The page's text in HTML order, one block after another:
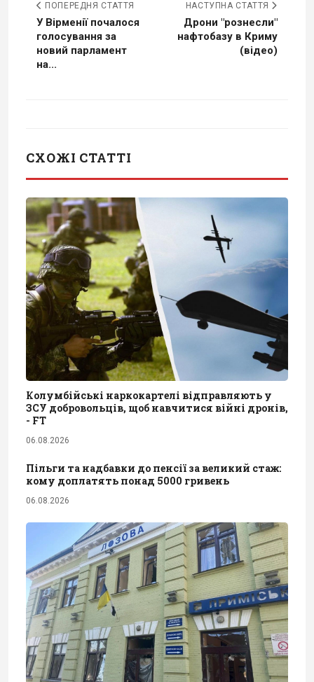
ПОПЕРЕДНЯ СТАТТЯ
У Вірменії почалося
голосування за
новий парламент
на...
НАСТУПНА СТАТТЯ
Дрони "рознесли"
нафтобазу в Криму
(відео)
СХОЖІ СТАТТІ
Колумбійські наркокартелі відправляють у
ЗСУ добровольців, щоб навчитися війні дронів,
- FT
06.08.2026
Пільги та надбавки до пенсії за великий стаж:
кому доплатять понад 5000 гривень
06.08.2026